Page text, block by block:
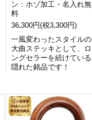
ン：ホゾ加工・名入れ無
料
36,300円(税3,300円)
一風変わったスタイルの
大曲ステッキとして、ロ
ングセラーを続けている
隠れた銘品です！